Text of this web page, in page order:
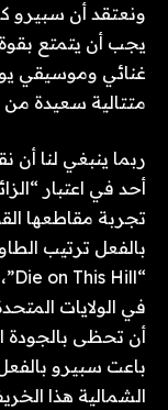
ونعتقد أن سبيرو
يجب أن يتمتع
غنائي وموسيقي
متتالية سعيدة من
ربما ينبغي لنا
أحد في اعتبار
تجربة مقاطعها
بالفعل ترتيب
في الولايات
أن تحظى بالجودة
باعت سبيرو
الشمالية هذا